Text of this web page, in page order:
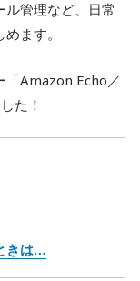
ル管理など、日常
ます。
「Amazon Echo／
た！
きは…